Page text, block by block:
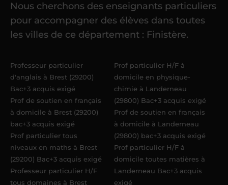
Une fois ma candidature validée,mon
référent me confie mes premiers
élèves dans un délai de 6 jours
Acadomia.
Nous cherchons des enseignants particuliers
pour accompagner des élèves dans toutes
les villes de ce département : Finistère.
Professeur particulier
d'anglais à Brest (29200)
Bac+3 acquis exigé
Prof de soutien en français
à domicile à Brest (29200)
bac+3 acquis exigé
Prof particulier tous
niveaux en maths à Brest
(29200) Bac+3 acquis exigé
Professeur particulier H/F
tous domaines à Brest
Prof particulier H/F à
domicile en physique-
chimie à Landerneau
(29800) Bac+3 acquis exigé
Prof de soutien en français
à domicile à Landerneau
(29800) bac+3 acquis exigé
Prof particulier H/F à
domicile toutes matières à
Landerneau Bac+3 acquis
exigé